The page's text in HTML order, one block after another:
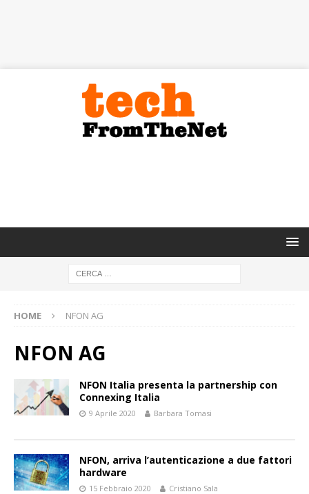
HOME NFON AG
NFON AG
NFON Italia presenta la partnership con
Connexing Italia
9 Aprile 2020 Barbara Tomasi
NFON, arriva l’autenticazione a due fattori
hardware
15 Febbraio 2020 Cristiano Sala